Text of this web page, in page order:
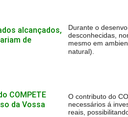
alcançados,
de
Durante o
desconhecidas,
mesmo em
natural).
COMPETE
da Vossa
O contributo do
necessários á
reais,